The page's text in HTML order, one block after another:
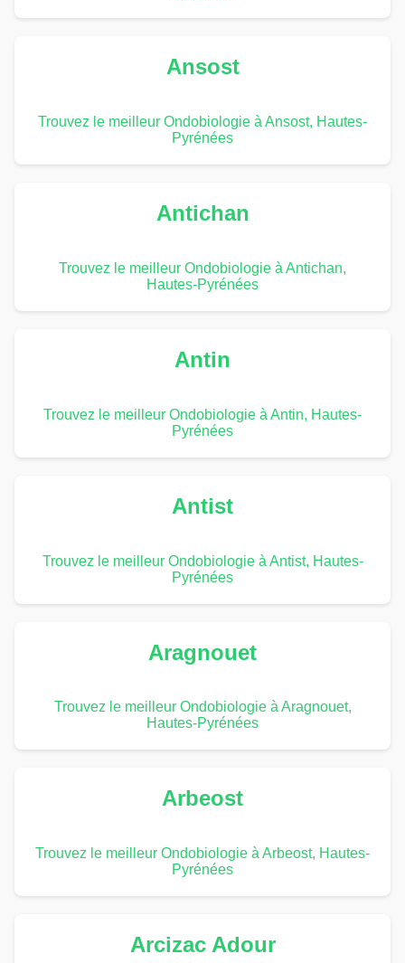
Ansost
Trouvez le meilleur Ondobiologie à Ansost, Hautes-
Pyrénées
Antichan
Trouvez le meilleur Ondobiologie à Antichan,
Hautes-Pyrénées
Antin
Trouvez le meilleur Ondobiologie à Antin, Hautes-
Pyrénées
Antist
Trouvez le meilleur Ondobiologie à Antist, Hautes-
Pyrénées
Aragnouet
Trouvez le meilleur Ondobiologie à Aragnouet,
Hautes-Pyrénées
Arbeost
Trouvez le meilleur Ondobiologie à Arbeost, Hautes-
Pyrénées
Arcizac Adour